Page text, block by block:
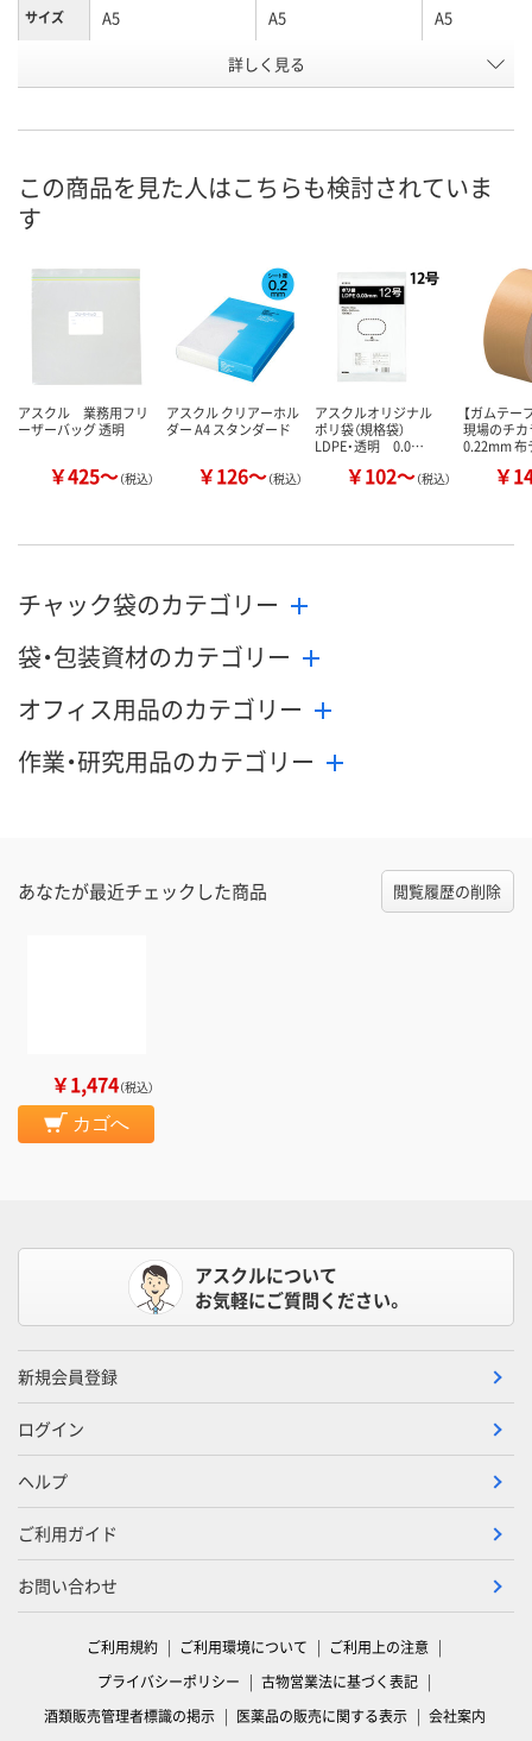
サイズ A5 A5 A5
1190296 3449562
8月12日（水）
カゴへ カ
詳しく見る
この商品を見た人はこちらも検討されていま
す
アスクル 業務用フリ
ーザーバッグ 透明
￥425～（税込）
アスクル クリアーホル
ダー A4 スタンダード
￥126～（税込）
アスクルオリジナル
ポリ袋（規格袋）
LDPE・透明 0.0…
￥102～（税込）
【ガムテー
現場のチカ
0.22mm
￥
チャック袋のカテゴリー
袋・包装資材のカテゴリー
オフィス用品のカテゴリー
作業・研究用品のカテゴリー
あなたが最近チェックした商品 閲覧履歴の削除
￥1,474（税込）
カゴへ
アスクルについて
お気軽にご質問ください。
新規会員登録
ログイン
ヘルプ
ご利用ガイド
お問い合わせ
ご利用規約 ご利用環境について
ご利用上の注意
プライバシーポリシー
古物営業法に基づく表記
酒類販売管理者標識の掲示
医薬品の販売に関する表示 会社案内